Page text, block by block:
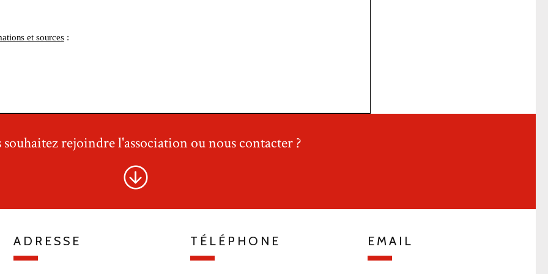
souhaitez rejoindre l'association ou nous contacter ?
ADRESSE TÉLÉPHONE EMAIL